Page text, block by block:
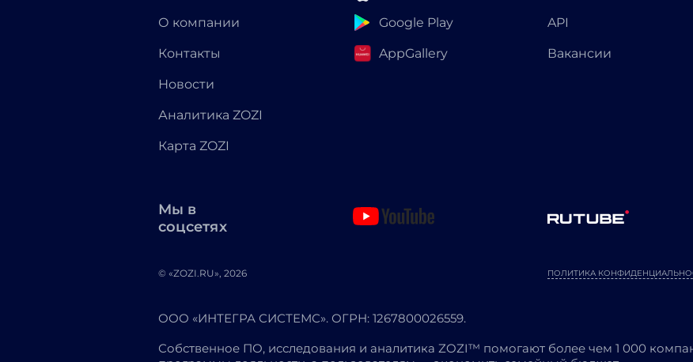
О компании
Контакты
Новости
Аналитика ZOZI
Карта ZOZI
Google Play
AppGallery
API
Вакансии
Мы в
соцсетях
© «ZOZI.RU», 2026 ПОЛИТИКА
ООО «ИНТЕГРА СИСТЕМС». ОГРН: 1267800026559.
Собственное ПО, исследования и аналитика ZOZI™ помогают более чем 1 000